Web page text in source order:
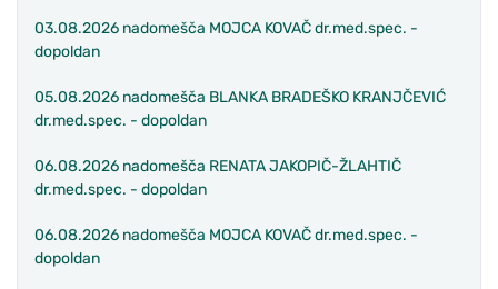
03.08.2026 nadomešča MOJCA KOVAČ dr.med.spec. -
dopoldan
05.08.2026 nadomešča BLANKA BRADEŠKO KRANJČEVIĆ
dr.med.spec. - dopoldan
06.08.2026 nadomešča RENATA JAKOPIČ-ŽLAHTIČ
dr.med.spec. - dopoldan
06.08.2026 nadomešča MOJCA KOVAČ dr.med.spec. -
dopoldan